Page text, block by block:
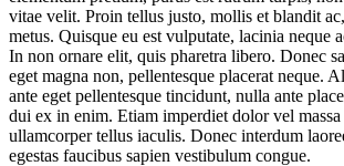
vitae velit. Proin tellus justo, mollis et blandit
metus. Quisque eu est vulputate, lacinia neque
In non ornare elit, quis pharetra libero. Donec
eget magna non, pellentesque placerat neque.
ante eget pellentesque tincidunt, nulla ante
dui ex in enim. Etiam imperdiet dolor vel massa
ullamcorper tellus iaculis. Donec interdum
egestas faucibus sapien vestibulum congue.